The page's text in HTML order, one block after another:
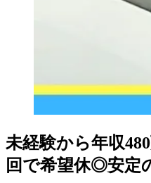
未経験から年収
回で希望休◎安定